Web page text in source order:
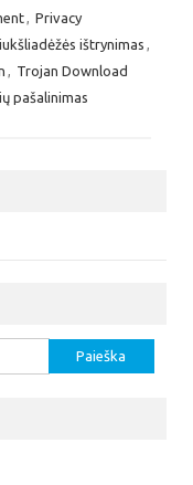
Privacy
ištrynimas
Trojan Download
pašalinimas